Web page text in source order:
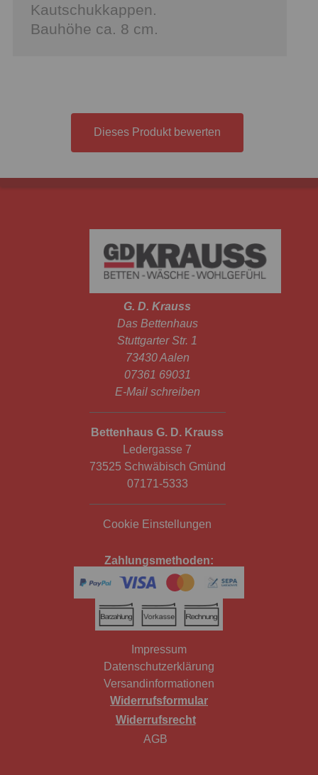
Kautschukkappen.
Bauhöhe ca. 8 cm.
Dieses Produkt bewerten
G. D. Krauss
Das Bettenhaus
Stuttgarter Str. 1
73430 Aalen
07361 69031
E-Mail schreiben
Bettenhaus G. D. Krauss
Ledergasse 7
73525 Schwäbisch Gmünd
07171-5333
Cookie Einstellungen
Zahlungsmethoden:
Impressum
Datenschutzerklärung
Versandinformationen
Widerrufsformular
Widerrufsrecht
AGB